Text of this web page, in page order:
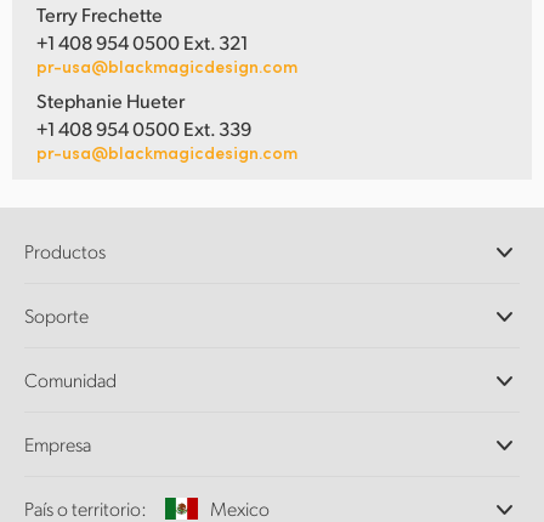
Terry Frechette
+1 408 954 0500 Ext. 321
pr-usa@blackmagicdesign.com
Stephanie Hueter
+1 408 954 0500 Ext. 339
pr-usa@blackmagicdesign.com
Productos
DaVinci Resolve y Fusion
Ultimatte
Captura y reproducción
Conversión de formatos
Soporte
Centro de soporte técnico
Comunidad
Empresa
País o territorio: Mexico